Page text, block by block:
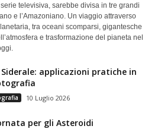
televisiva, sarebbe divisa in tre grandi
e l’Amazoniano. Un viaggio attraverso
tra oceani scomparsi, gigantesche
e trasformazione del pianeta nel
applicazioni pratiche in
10 Luglio 2026
per gli Asteroidi